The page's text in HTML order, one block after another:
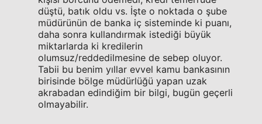
düştü, batık oldu vs. İşte o noktada o şube
müdürünün de banka iç sisteminde ki puanı,
daha sonra kullandırmak istediği büyük
miktarlarda ki kredilerin
olumsuz/reddedilmesine de sebep oluyor.
Tabii bu benim yıllar evvel kamu bankasının
birisinde bölge müdürlüğü yapan uzak
akrabadan edindiğim bir bilgi, bugün geçerli
olmayabilir.